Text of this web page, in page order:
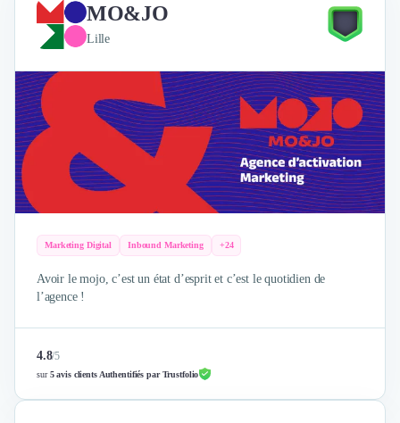
MO&JO
Lille
Marketing Digital Inbound Marketing +24
Avoir le mojo, c’est un état d’esprit et c’est le quotidien de
l’agence !
4.8/5
sur5 avis clients Authentifiés par Trustfolio